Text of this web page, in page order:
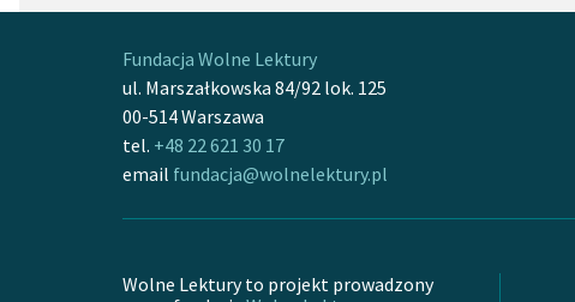
Fundacja Wolne Lektury
ul. Marszałkowska 84/92 lok. 125
00-514 Warszawa
tel. +48 22 621 30 17
email fundacja@wolnelektury.pl
Wolne Lektury to projekt prowadzony